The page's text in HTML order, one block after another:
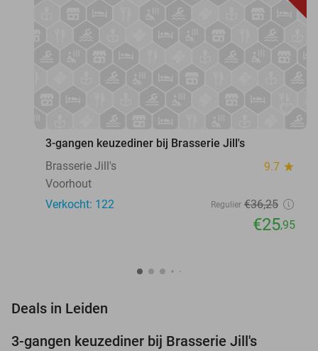
3-gangen keuzediner bij Brasserie Jill's
Brasserie Jill's
9.7 star
Voorhout
Verkocht: 122
Regulier €36,25
€25,95
Deals in Leiden
3-gangen keuzediner bij Brasserie Jill's